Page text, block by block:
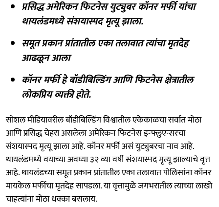
प्रसिद्ध अमेरिकन फिटनेस युट्युबर कॉनर मर्फी यांचा
थायलंडमध्ये संशयास्पद मृत्यू झाला.
समूत प्रकान प्रांतातील एका तलावात त्यांचा मृतदेह
आढळून आला
कॉनर मर्फी हे बॉडीबिल्डिंग आणि फिटनेस क्षेत्रातील
लोकप्रिय व्यक्ती होते.
सोशल मीडियावरील बॉडीबिल्डिंग विश्वातील एकेकाळचा सर्वात मोठा
आणि प्रसिद्ध चेहरा असलेला अमेरिकन फिटनेस इन्फ्लुएन्सरचा
संशयास्पद मृत्यू झाला आहे. कॉनर मर्फी असं युट्युबरचा नाव आहे.
थायलंडमध्ये वयाच्या अवघ्या ३२ व्या वर्षी संशयास्पद मृत्यू झाल्याचे वृत्त
आहे. थायलंडच्या समूत प्रकान प्रांतातील एका तलावात पोलिसांना कॉनर
मायकेल मर्फीचा मृतदेह सापडला. या वृत्तामुळे जगभरातील त्याच्या लाखो
चाहत्यांना मोठा धक्का बसलाय.